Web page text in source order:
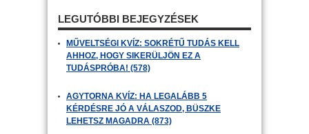
LEGUTÓBBI BEJEGYZÉSEK
MŰVELTSÉGI KVÍZ: SOKRÉTŰ TUDÁS KELL
AHHOZ, HOGY SIKERÜLJÖN EZ A
TUDÁSPRÓBA! (578)
AGYTORNA KVÍZ: HA LEGALÁBB 5
KÉRDÉSRE JÓ A VÁLASZOD, BÜSZKE
LEHETSZ MAGADRA (873)